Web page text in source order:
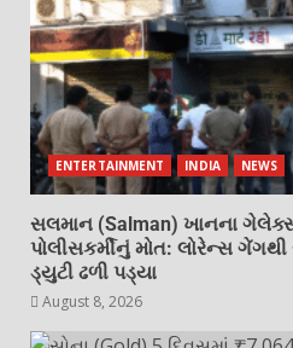
ENTERTAINMENT INDIA NEWS
સલમાન (Salman) ખાનના
પોલીસકર્મીનું મોત: લોરેન્સ
ડ્યુટી ઢળી પડ્યા
August 8, 2026